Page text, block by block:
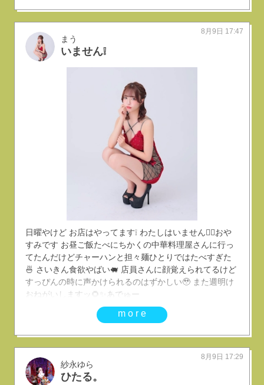
まう
いません❕
8月9日 17:47
日曜やけど お店はやってます❕ わたしはいません🙅‍♀️おや
すみです お昼ご飯たべにちかくの中華料理屋さんに行っ
てたんだけどチャーハンと担々麺ひとりではたべすぎた
🍜 さいきん食欲やばい🐖 店員さんに顔覚えられてるけど
すっぴんの時に声かけられるのはずかしい🥹 また週明け
おねがいしますッ🌻✨あでゅー
more
紗永ゆら
ひたる。
8月9日 17:29